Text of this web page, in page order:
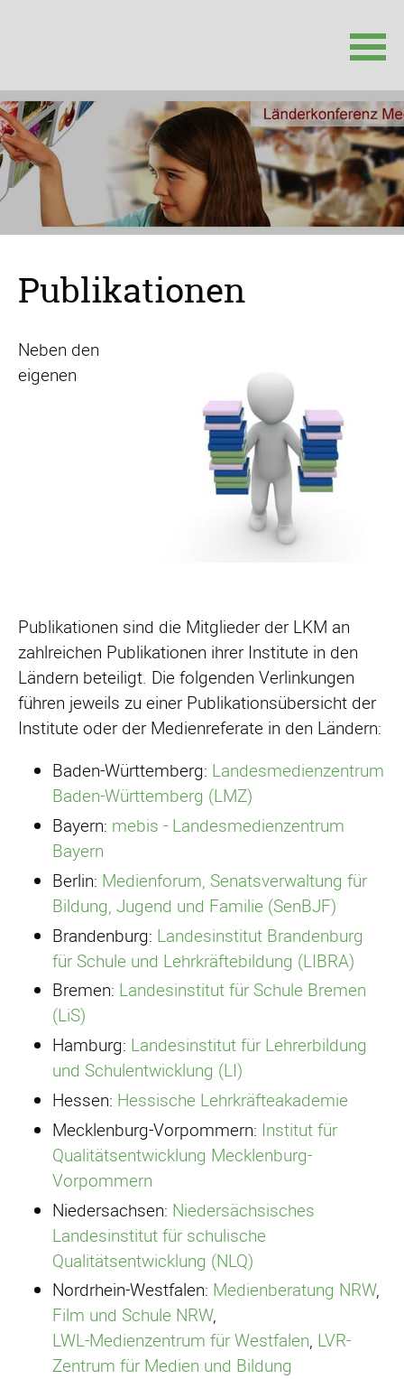
Navigation
überspringen
Publikationen
Neben den
eigenen
Publikationen sind die Mitglieder der LKM an
zahlreichen Publikationen ihrer Institute in den
Ländern beteiligt. Die folgenden Verlinkungen
führen jeweils zu einer Publikationsübersicht der
Institute oder der Medienreferate in den Ländern:
Baden-Württemberg: Landesmedienzentrum
Baden-Württemberg (LMZ)
Bayern: mebis - Landesmedienzentrum
Bayern
Berlin: Medienforum, Senatsverwaltung für
Bildung, Jugend und Familie (SenBJF)
Brandenburg: Landesinstitut Brandenburg
für Schule und Lehrkräftebildung (LIBRA)
Bremen: Landesinstitut für Schule Bremen
(LiS)
Hamburg: Landesinstitut für Lehrerbildung
und Schulentwicklung (LI)
Hessen: Hessische Lehrkräfteakademie
Mecklenburg-Vorpommern: Institut für
Qualitätsentwicklung Mecklenburg-
Vorpommern
Niedersachsen: Niedersächsisches
Landesinstitut für schulische
Qualitätsentwicklung (NLQ)
Nordrhein-Westfalen: Medienberatung NRW,
Film und Schule NRW,
LWL-Medienzentrum für Westfalen, LVR-
Zentrum für Medien und Bildung